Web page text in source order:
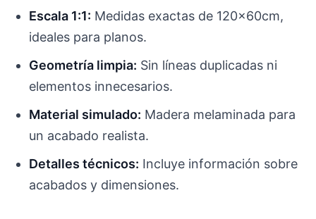
Escala 1:1: Medidas exactas de 120x60cm,
ideales para planos.
Geometría limpia: Sin líneas duplicadas ni
elementos innecesarios.
Material simulado: Madera melaminada para
un acabado realista.
Detalles técnicos: Incluye información sobre
acabados y dimensiones.